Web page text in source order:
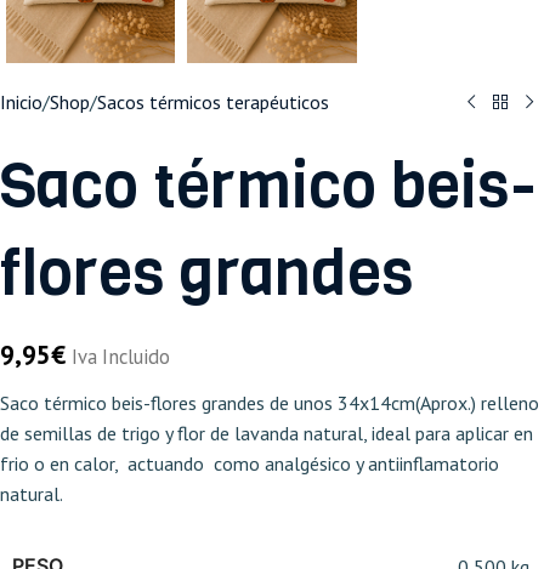
Inicio/Shop/Sacos térmicos terapéuticos
Saco térmico beis-
flores grandes
9,95€ Iva Incluido
Saco térmico beis-flores grandes de unos 34x14cm(Aprox.) relleno
de semillas de trigo y flor de lavanda natural, ideal para aplicar en
frio o en calor, actuando como analgésico y antiinflamatorio
natural.